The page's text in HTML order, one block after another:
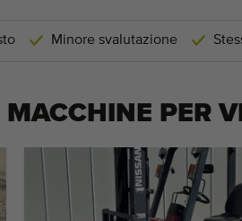
Minore svalutazione
MACCHINE PER